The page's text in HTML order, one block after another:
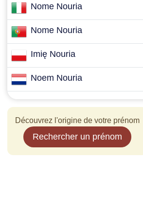
Nome Nouria
Nome Nouria
Imię Nouria
Noem Nouria
Découvrez l'origine de votre prénom
Rechercher un prénom